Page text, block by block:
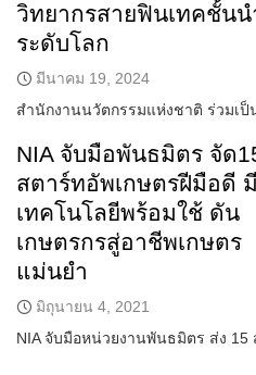
วิทยากรสายฟินเทคชั้นน
ระดับโลก
มีนาคม 19, 2024
สำนักงานนวัตกรรมแห่งชาติ ร่วมเ
NIA จับมือพันธมิตร จัด
สตาร์ทอัพเกษตรฝีมือดี มี
เทคโนโลยีพร้อมใช้ ดัน
เกษตรกรสู่อาชีพเกษตร
แม่นยำ
มิถุนายน 4, 2021
NIA จับมือหน่วยงานพันธมิตร ส่ง